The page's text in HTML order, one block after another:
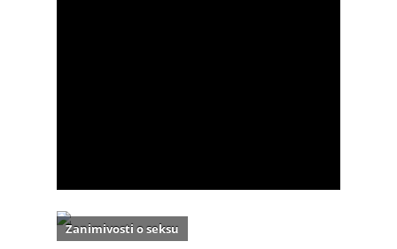
Zanimivosti o seksu